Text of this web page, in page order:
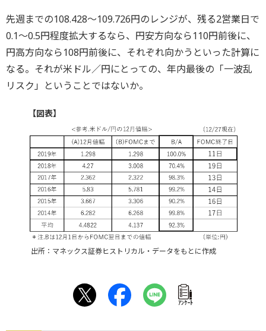
先週までの108.428～109.726円のレンジが、残る2営業日で
0.1～0.5円程度拡大するなら、円安方向なら110円前後に、
円高方向なら108円前後に、それぞれ向かうといった計算に
なる。それが米ドル／円にとっての、年内最後の「一波乱
リスク」ということではないか。
【図表】
出所：マネックス証券ヒストリカル・データをもとに作成
ｱﾝｹｰﾄ